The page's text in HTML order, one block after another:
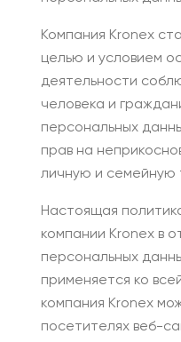
Компания Kronex
целью и условием
деятельности
человека и
персональных
прав на
личную и семейную
Настоящая
компании Kronex в
персональных
применяется ко
компания Kronex
посетителях веб-